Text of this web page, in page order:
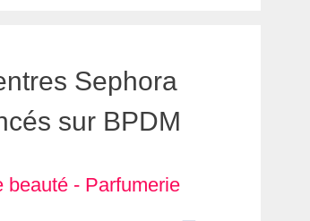
Sephora
sur BPDM
beauté - Parfumerie